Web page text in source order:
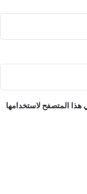
هذا المتصفح لاستخدامها